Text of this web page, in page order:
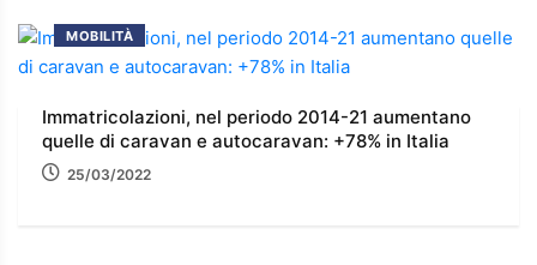
MOBILITÀ
Immatricolazioni, nel periodo 2014-21 aumentano
quelle di caravan e autocaravan: +78% in Italia
25/03/2022